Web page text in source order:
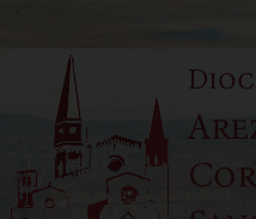
content